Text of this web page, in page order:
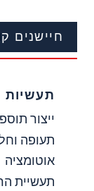
חיישנים
תעשיות
ייצור
תעופה
אוטומציה
תעשיית